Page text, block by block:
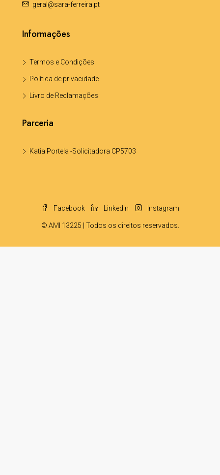
geral@sara-ferreira.pt
Informações
Termos e Condições
Política de privacidade
Livro de Reclamações
Parceria
Katia Portela -Solicitadora CP5703
Facebook Linkedin Instagram
© AMI 13225 | Todos os direitos reservados.